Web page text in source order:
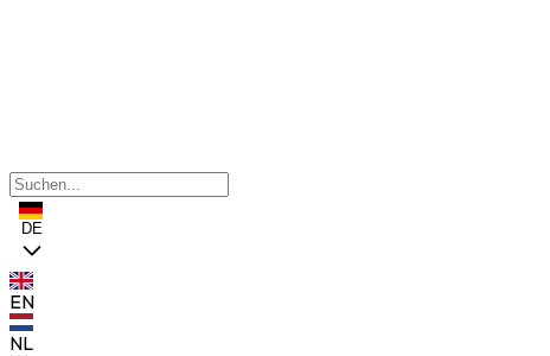
DE
EN
NL